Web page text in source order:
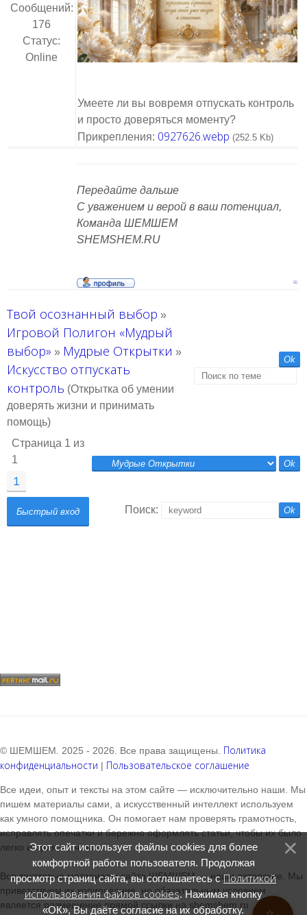
Сообщений:
176
Статус:
Online
Умеете ли вы вовремя отпускать контроль
и просто доверяться моменту?
Прикрепления: 0927626.webp (252.5 Kb)
Передайте дальше
С уважением и верой в ваш потенциал,
Команда ШЕМШЕМ
SHEMSHEM.RU
Твой осознанный выбор »
Игровой Полигон «Мудрый
выбор» » Мудрые Открытки »
Искусство отпускать
контроль (Открытка об умении
доверять жизни и принимать
помощь)
Страница 1 из
1
1
Поиск:
© ШЕМШЕМ. 2025 - 2026. Все права защищены. Политика
конфиденциальности | Пользовательское соглашение
Все идеи, опыт и тексты на этом сайте — исключительно наши. Мы
пишем материалы сами, а искусственный интеллект используем
как умного помощника. Он помогает нам проверять грамотность,
исправлять опечатки и бережно оформлять статьи, чтобы их было
легко и приятно читать.
Все текстовые материалы сайта ШЕМШЕМ — наши авторские. Мы
приветствуем их копирование, но обязательным условием
является размещение прямой ссылки на shemshem.ru
Этот сайт использует файлы cookies для более
комфортной работы пользователя. Продолжая
просмотр страниц сайта, вы соглашаетесь сПолитикой
использования файлов cookies. Нажимая кнопку
«ОК», Вы даёте согласие на их обработку.